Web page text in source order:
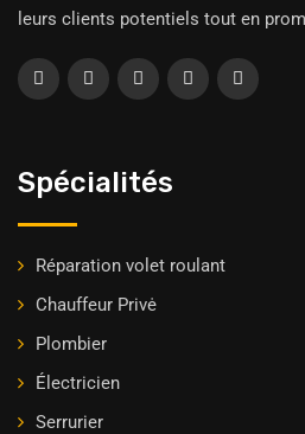
leurs clients potentiels tout en
Spécialités
Réparation volet roulant
Chauffeur Privė
Plombier
Électricien
Serrurier